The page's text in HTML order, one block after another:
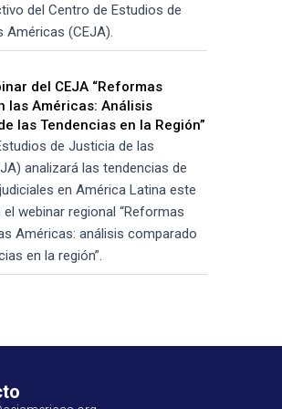
del Centro de Estudios de
Américas (CEJA).
del CEJA “Reformas
las Américas: Análisis
las Tendencias en la Región”
de Justicia de las
analizará las tendencias de
en América Latina este
el webinar regional “Reformas
Américas: análisis comparado
en la región”.